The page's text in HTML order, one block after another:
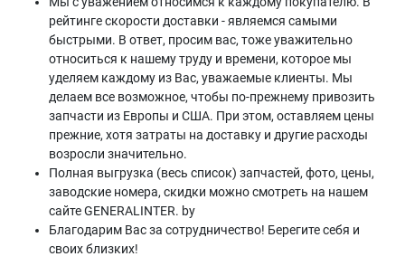
рейтинге скорости доставки - являемся самыми
быстрыми. В ответ, просим вас, тоже уважительно
относиться к нашему труду и времени, которое мы
уделяем каждому из Вас, уважаемые клиенты. Мы
делаем все возможное, чтобы по-прежнему привозить
запчасти из Европы и США. При этом, оставляем цены
прежние, хотя затраты на доставку и другие расходы
возросли значительно.
Полная выгрузка (весь список) запчастей, фото, цены,
заводские номера, скидки можно смотреть на нашем
сайте GENERALINTER. by
Благодарим Вас за сотрудничество! Берегите себя и
своих близких!